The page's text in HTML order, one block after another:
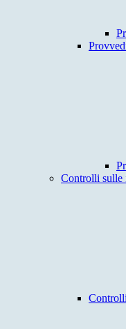
Controlli sulle